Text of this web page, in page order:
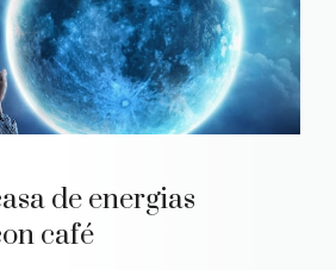
de energias
café